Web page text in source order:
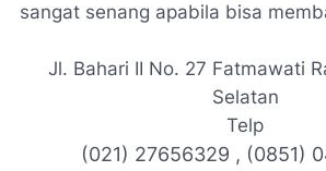
sangat senang apabila bisa
Jl. Bahari II No. 27 Fatmawati
Selatan
Telp
(021) 27656329 , (0851)